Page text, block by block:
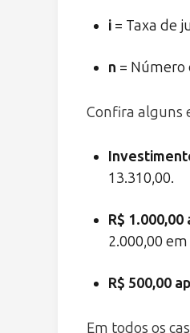
i = Taxa de
n = Número
Confira alguns
13.310,00.
R$
2.000,00
R$ 500,00
Em todos os